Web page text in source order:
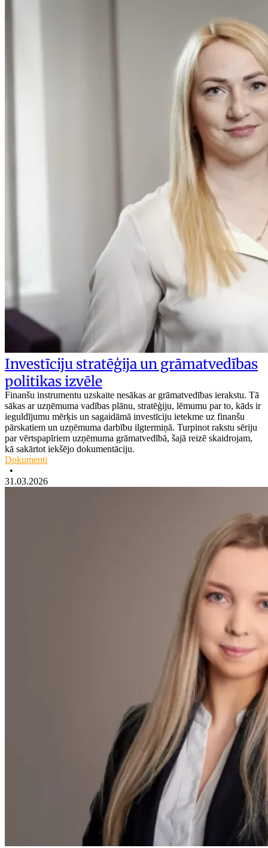
Investīciju stratēģija un grāmatvedības
politikas izvēle
Finanšu instrumentu uzskaite nesākas ar grāmatvedības ierakstu. Tā
sākas ar uzņēmuma vadības plānu, stratēģiju, lēmumu par to, kāds ir
ieguldījumu mērķis un sagaidāmā investīciju ietekme uz finanšu
pārskatiem un uzņēmuma darbību ilgtermiņā. Turpinot rakstu sēriju
par vērtspapīriem uzņēmuma grāmatvedībā, šajā reizē skaidrojam,
kā sakārtot iekšējo dokumentāciju.
Dokumenti
•
31.03.2026